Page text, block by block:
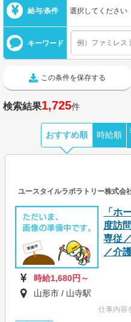
給与/条件 選択してください
キーワード
この条件を保存する
検索結果1,725件
おすすめ順 時給順
ユースタイルラボラトリー株式会
「ホ
度訪
専従
／介
時給1,680円～
山形市 / 山寺駅
仕事内容